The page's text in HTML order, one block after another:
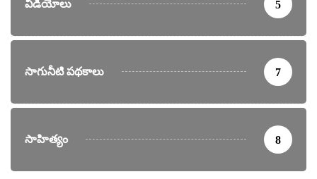
వీడియోలు 5
సాగునీటి పథకాలు 7
సాహిత్యం 8